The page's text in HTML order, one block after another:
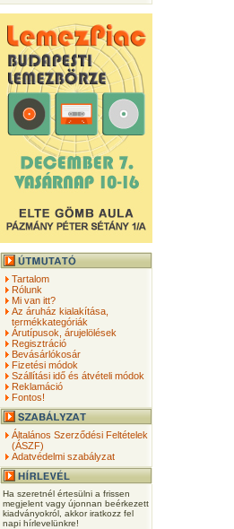
Tartalom
Rólunk
Mi van itt?
Az áruház kialakítása,
termékkategóriák
Árutípusok, árujelölések
Regisztráció
Bevásárlókosár
Fizetési módok
Szállítási idő és átvételi módok
Reklamáció
Fontos!
Általános Szerződési Feltételek
(ÁSZF)
Adatvédelmi szabályzat
Ha szeretnél értesülni a frissen
megjelent vagy újonnan beérkezett
kiadványokról, akkor iratkozz fel
napi hírlevelünkre!